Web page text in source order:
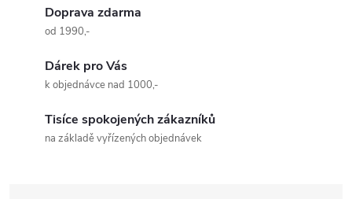
Doprava zdarma
od 1990,-
Dárek pro Vás
k objednávce nad 1000,-
Tisíce spokojených zákazníků
na základě vyřízených objednávek